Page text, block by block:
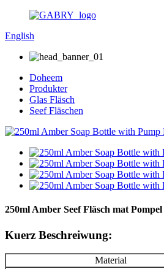
English
Doheem
Produkter
Glas Fläsch
Seef Fläschen
250ml Amber Seef Fläsch mat Pompel
Kuerz Beschreiwung:
Material